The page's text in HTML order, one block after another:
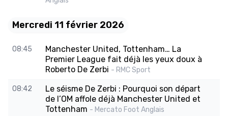
Mercredi 11 février 2026
08:45
Manchester United, Tottenham… La
Premier League fait déjà les yeux doux à
Roberto De Zerbi - RMC Sport
08:42
Le séisme De Zerbi : Pourquoi son départ
de l’OM affole déjà Manchester United et
Tottenham - Mercato Foot Anglais